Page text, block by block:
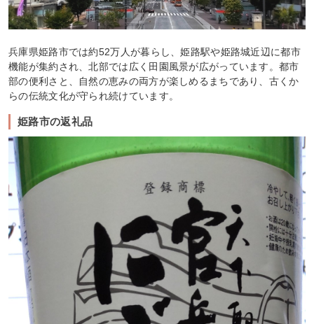
兵庫県姫路市では約52万人が暮らし、姫路駅や姫路城近辺に都市
機能が集約され、北部では広く田園風景が広がっています。都市
部の便利さと、自然の恵みの両方が楽しめるまちであり、古くか
らの伝統文化が守られ続けています。
姫路市の返礼品